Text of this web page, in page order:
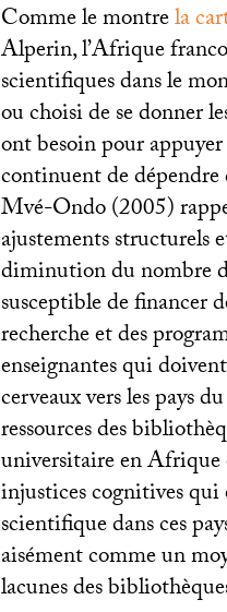
Comme le montrela
Alperin, l’Afrique
scientifiques dans le
ou choisi de se donner
ont besoin pour
continuent de dépendre
Mvé-Ondo (2005)
ajustements structurels
diminution du nombre
susceptible de financer
recherche et des
enseignantes qui
cerveaux vers les pays
ressources des
universitaire en
injustices cognitives qui
scientifique dans ces
aisément comme un
lacunes des